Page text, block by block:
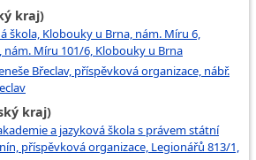
kraj)
škola, Klobouky u Brna, nám. Míru 6,
Míru 101/6, Klobouky u Brna
Břeclav, příspěvková organizace, nábř.
kraj)
a jazyková škola s právem státní
příspěvková organizace, Legionářů 813/1,